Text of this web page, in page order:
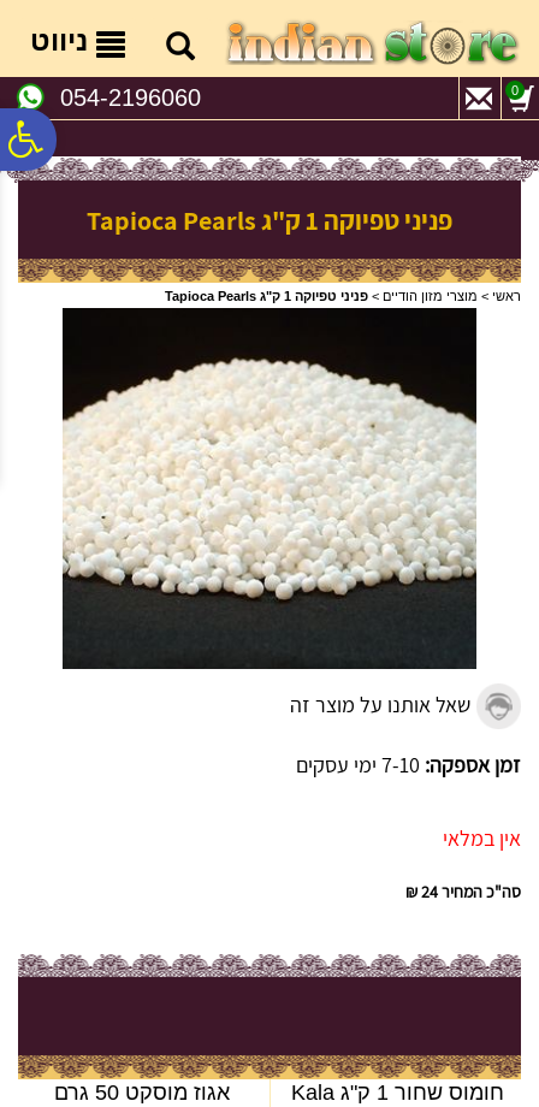
נגישות
אתר
המרכזי
ניווט
054-2196060 0
פניני טפיוקה 1 ק"ג Tapioca Pearls
ראשי > מוצרי מזון הודיים > פניני טפיוקה 1 ק"ג Tapioca Pearls
שאל אותנו על מוצר זה
זמן אספקה: 7-10 ימי עסקים
אין במלאי
סה"כ המחיר24 ₪
חומוס שחור 1 ק"ג Kala
אגוז מוסקט 50 גרם